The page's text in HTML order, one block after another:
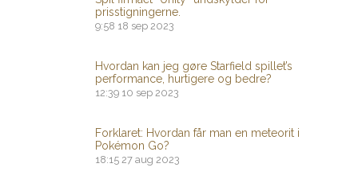
prisstigningerne.
9:58 18 sep 2023
Hvordan kan jeg gøre Starfield spillet’s
performance, hurtigere og bedre?
12:39 10 sep 2023
Forklaret: Hvordan får man en meteorit i
Pokémon Go?
18:15 27 aug 2023